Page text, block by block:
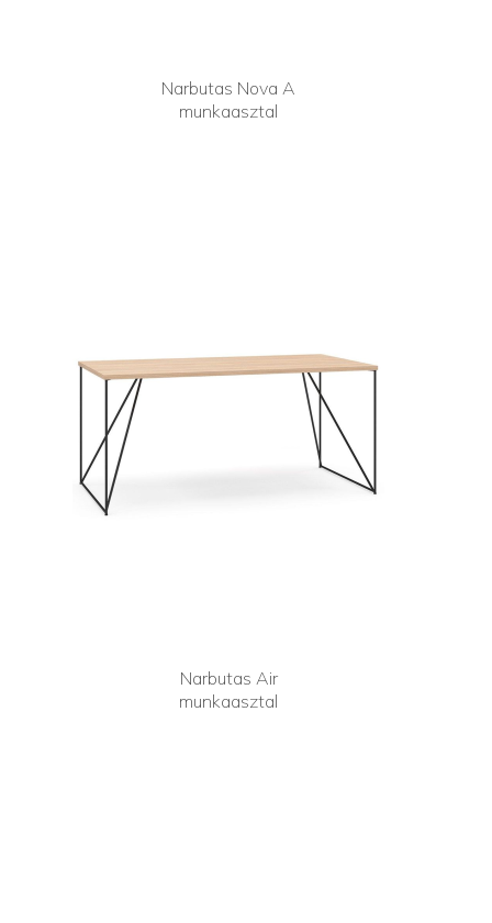
Narbutas Nova A
munkaasztal
Narbutas Air
munkaasztal